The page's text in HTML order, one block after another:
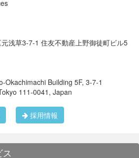
浅草3-7-1 住友不動産上野御徒町ビル5
Okachimachi Building 5F, 3-7-1
111-0041, Japan
採用情報